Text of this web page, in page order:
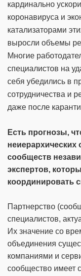
кардинально
коронавируса и
катализаторами
выросли объемы
Многие
специалистов на
себя убедились в
сотрудничества и
даже после
Есть прогнозы,
неиерархических
сообществ
экспертов,
координировать
Партнерство
специалистов,
Их значение со
объединения
компаниями и
сообщество имеет